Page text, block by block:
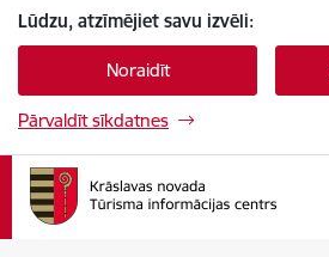
Lūdzu, atzīmējiet savu izvēli:
Noraidīt
Pārvaldīt sīkdatnes